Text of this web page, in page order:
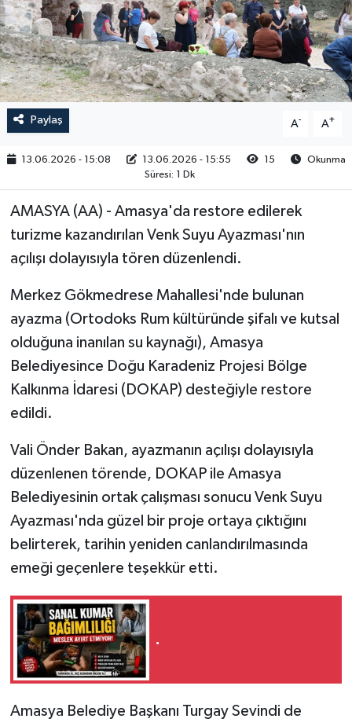
Paylaş A- A+
13.06.2026 - 15:08 13.06.2026 - 15:55 15
Okunma
Süresi: 1 Dk
AMASYA (AA) - Amasya'da restore edilerek
turizme kazandırılan Venk Suyu Ayazması'nın
açılışı dolayısıyla tören düzenlendi.
Merkez Gökmedrese Mahallesi'nde bulunan
ayazma (Ortodoks Rum kültüründe şifalı ve kutsal
olduğuna inanılan su kaynağı), Amasya
Belediyesince Doğu Karadeniz Projesi Bölge
Kalkınma İdaresi (DOKAP) desteğiyle restore
edildi.
Vali Önder Bakan, ayazmanın açılışı dolayısıyla
düzenlenen törende, DOKAP ile Amasya
Belediyesinin ortak çalışması sonucu Venk Suyu
Ayazması'nda güzel bir proje ortaya çıktığını
belirterek, tarihin yeniden canlandırılmasında
emeği geçenlere teşekkür etti.
.
Amasya Belediye Başkanı Turgay Sevindi de
RESMİ İLAN